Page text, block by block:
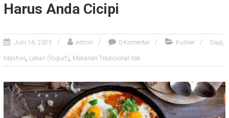
Harus Anda Cicipi
Juni 16, 2025 admin 0 Komentar Kuliner Dajaj
Mashwi, Laban (Yogurt), Makanan Tradisional Irak